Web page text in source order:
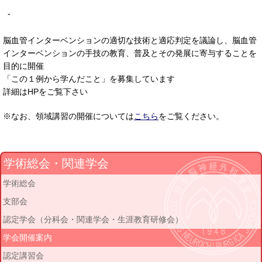
-
脳血管インターベンションの適切な技術と適応判定を議論し、脳血管
インターベンションの手技の教育、普及とその発展に寄与することを
目的に開催
「この１例から学んだこと」を募集しています
詳細はHPをご覧下さい
※なお、領域講習の開催についてはこちらをご覧ください。
学術総会・関連学会
学術総会
支部会
認定学会（分科会・関連学会・生涯教育研修会）
学会開催案内
認定講習会